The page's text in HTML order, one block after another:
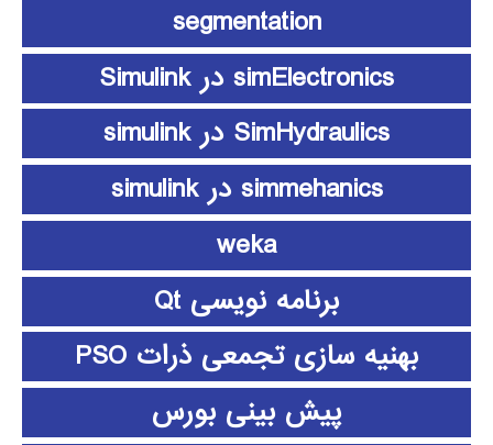
segmentation
simElectronics در Simulink
SimHydraulics در simulink
simmehanics در simulink
weka
برنامه نویسی Qt
بهنیه سازی تجمعی ذرات PSO
پیش بینی بورس